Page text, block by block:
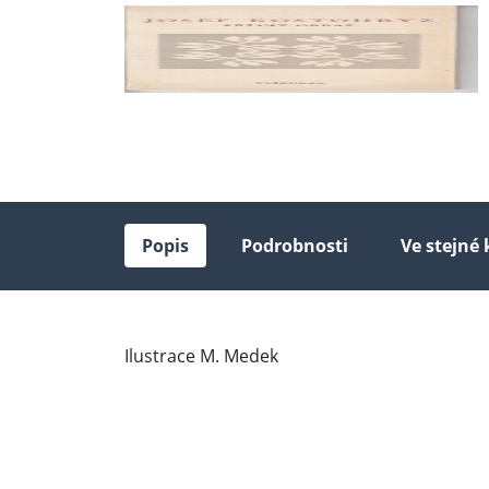
Popis Podrobnosti Ve stejné
Ilustrace M. Medek